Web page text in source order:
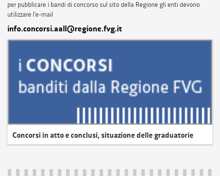
per pubblicare i bandi di concorso sul sito della Regione gli enti devono
utilizzare l'e-mail
info.concorsi.aall@regione.fvg.it
Concorsi in atto e conclusi, situazione delle graduatorie